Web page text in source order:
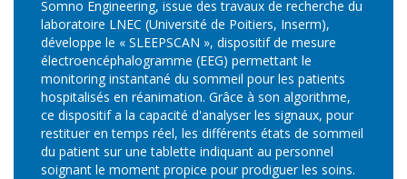
Somno Engineering, issue des travaux de recherche du
laboratoire LNEC (Université de Poitiers, Inserm),
développe le « SLEEPSCAN », dispositif de mesure
électroencéphalogramme (EEG) permettant le
monitoring instantané du sommeil pour les patients
hospitalisés en réanimation. Grâce à son algorithme,
ce dispositif a la capacité d'analyser les signaux, pour
restituer en temps réel, les différents états de sommeil
du patient sur une tablette indiquant au personnel
soignant le moment propice pour prodiguer les soins.